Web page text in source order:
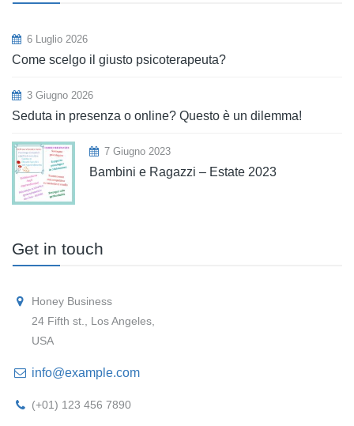
6 Luglio 2026
Come scelgo il giusto psicoterapeuta?
3 Giugno 2026
Seduta in presenza o online? Questo è un dilemma!
7 Giugno 2023
Bambini e Ragazzi – Estate 2023
Get in touch
Honey Business
24 Fifth st., Los Angeles,
USA
info@example.com
(+01) 123 456 7890